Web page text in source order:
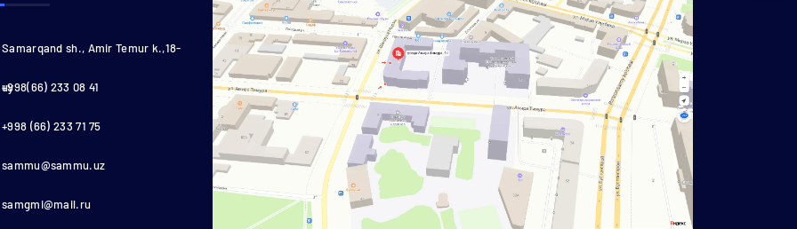
Samarqand sh., Amir Temur k.,18-
uy
+998(66) 233 08 41
+998 (66) 233 71 75
sammu@sammu.uz
samgmi@mail.ru